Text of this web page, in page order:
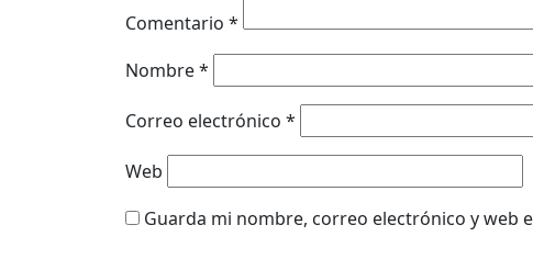
Comentario *
Nombre*
Correo electrónico *
Web
Guarda mi nombre, correo electrónico y web